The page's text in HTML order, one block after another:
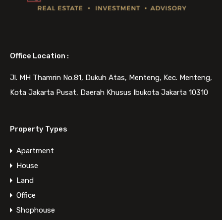
Office Location :
Jl. MH Thamrin No.81, Dukuh Atas, Menteng, Kec. Menteng,
Kota Jakarta Pusat, Daerah Khusus Ibukota Jakarta 10310
Property Types
Apartment
House
Land
Office
Shophouse